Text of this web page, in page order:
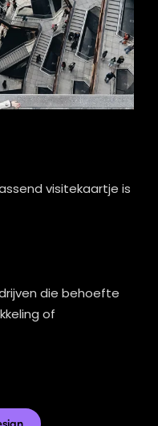
visitekaartje is
die behoefte
of